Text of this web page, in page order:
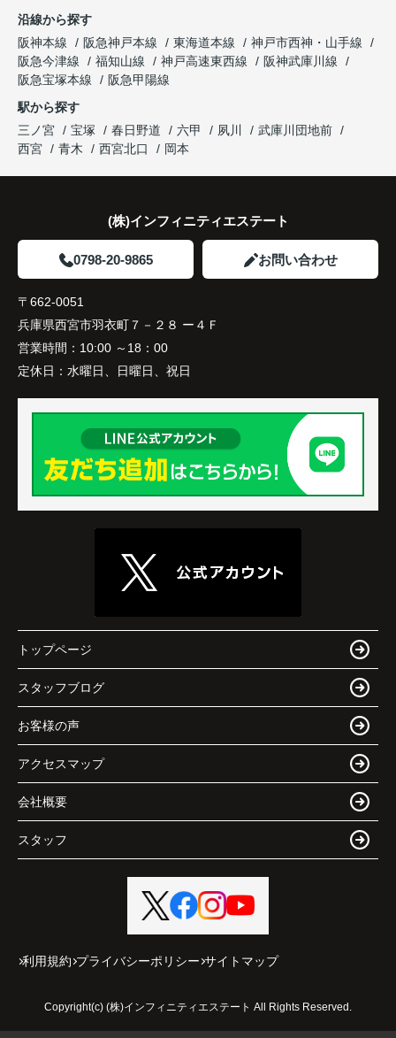
沿線から探す
阪神本線
阪急神戸本線 東海道本線
神戸市西神・山手線
阪急今津線
福知山線 神戸高速東西線
阪神武庫川線
阪急宝塚本線
阪急甲陽線
駅から探す
三ノ宮
宝塚 春日野道 六甲 夙川
武庫川団地前
西宮
青木 西宮北口 岡本
(株)インフィニティエステート
0798-20-9865 お問い合わせ
〒662-0051
兵庫県西宮市羽衣町７－２８ ー４Ｆ
営業時間： 10:00 ～18：00
定休日： 水曜日、日曜日、祝日
トップページ
スタッフブログ
お客様の声
アクセスマップ
会社概要
スタッフ
利用規約 プライバシーポリシー サイトマップ
Copyright(c) (株)インフィニティエステート All Rights Reserved.